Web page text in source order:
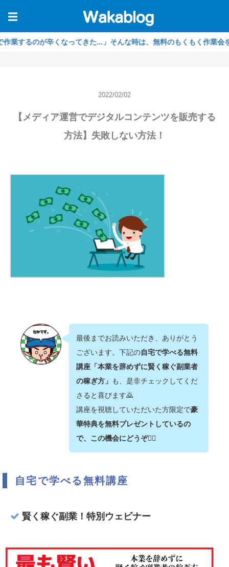
☰
が辛くなってきた...」そんな時は、無料のもくもく作業会をご利用
2022/02/02
【メディア運営でデジタルコンテンツを販売する
方法】失敗しない方法！
最後までお読みいただき、ありがとう
ございます。下記の自宅で学べる無料
講座「本業を辞めずに賢く稼ぐ副業者
の稼ぎ方」 も、是非チェックしてくだ
さると喜びます🙇‍
講座を視聴していただいた方限定で豪
華特典を無料プレゼントしているの
で、この機会にどうぞ💁‍♂️
自宅で学べる無料講座
賢く稼ぐ副業！特別ウェビナー